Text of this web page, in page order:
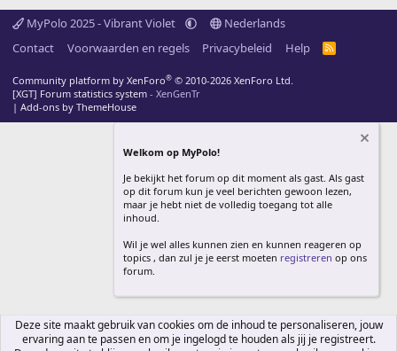
MyPolo 2025 - Vibrant Violet
Nederlands
Contact
Voorwaarden en regels Privacybeleid Help
R
Community platform by XenForo® © 2010-2026 XenForo Ltd.
[XGT] Forum statistics system - XenGenTr
| Add-ons by ThemeHouse
Welkom op MyPolo!
Je bekijkt het forum op dit moment als gast. Als gast
op dit forum kun je veel berichten gewoon lezen,
maar je hebt niet de volledig toegang tot alle
inhoud.
Wil je wel alles kunnen zien en kunnen reageren op
topics , dan zul je je eerst moeten registreren op ons
forum.
Deze site maakt gebruik van cookies om de inhoud te personaliseren, jouw
ervaring aan te passen en om je ingelogd te houden als jij je registreert.